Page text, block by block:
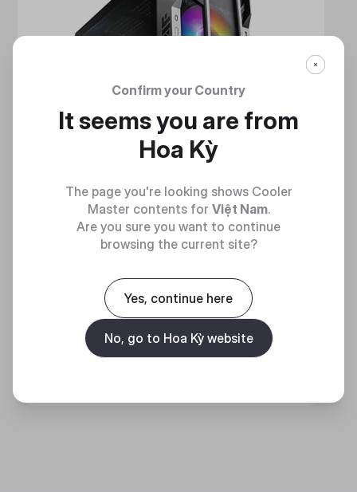
HAF 700
MẠNH MẼ VÀ TINH NHUỆ
Confirm your Country
It seems you are from
Hoa Kỳ
The page you're looking shows Cooler
Master contents for Việt Nam.
Are you sure you want to continue
browsing the current site?
Yes, continue here
No, go to Hoa Kỳ website